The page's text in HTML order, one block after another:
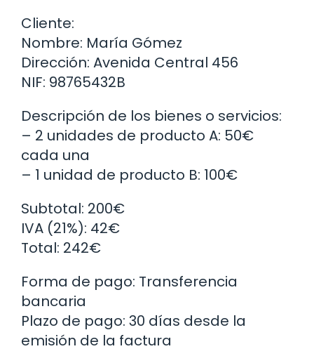
Cliente:
Nombre: María Gómez
Dirección: Avenida Central 456
NIF: 98765432B
Descripción de los bienes o servicios:
– 2 unidades de producto A: 50€
cada una
– 1 unidad de producto B: 100€
Subtotal: 200€
IVA (21%): 42€
Total: 242€
Forma de pago: Transferencia
bancaria
Plazo de pago: 30 días desde la
emisión de la factura